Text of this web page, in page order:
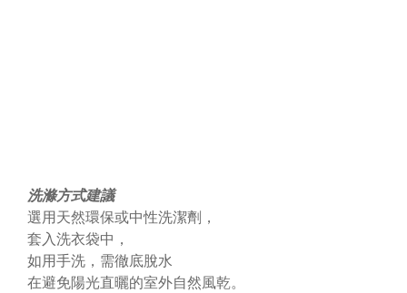
洗滌方式建議
選用天然環保或中性洗潔劑，
套入洗衣袋中，
如用手洗，需徹底脫水
在避免陽光直曬的室外自然風乾。